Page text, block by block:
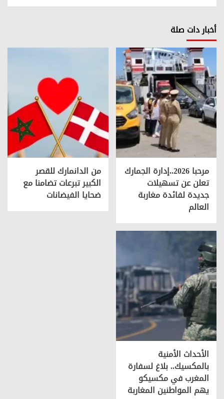
أخبار دات صلة
مرحبا 2026..إدارة الجمارك
تعلن عن تسهيلات
جديدة لفائدة مغاربة
العالم
من الدانمارك للقصر
الكبير تبرعات تضامنا مع
ضحايا الفيضانات
الأحداث الأمنية
بالمكسيك.. بلاغ لسفارة
المغرب في مكسيكو
يهم المواطنين المغاربة